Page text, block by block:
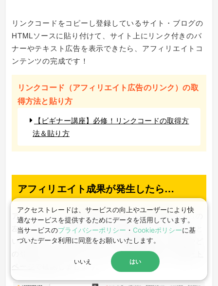
リンクコードをコピーし登録しているサイト・ブログの
HTMLソースに貼り付けて、サイト上にリンク付きのバ
ナーやテキスト広告を表示できたら、アフィリエイトコ
ンテンツの完成です！
リンクコード（アフィリエイト広告のリンク）の取
得方法と貼り方
【ビギナー講座】必修！リンクコードの取得方
法＆貼り方
アフィリエイト成果が発生したら…
アフィリエイトの成果が発生したら、管理画面ホームの
左カラムに「アフィリエイト成果が発生しています」と
いう吹き出しが表示されます。成果があがった広告やど
の登録サイトであがったかなどの詳細情報は、
で確認しましょう。
アクセストレードは、サービスの向上やユーザーにより快
適なサービスを提供するためにデータを活用しています。
当サービスのプライバシーポリシー ・ Cookieポリシーに基
づいたデータ利⽤に同意をお願いいたします。
いいえ はい